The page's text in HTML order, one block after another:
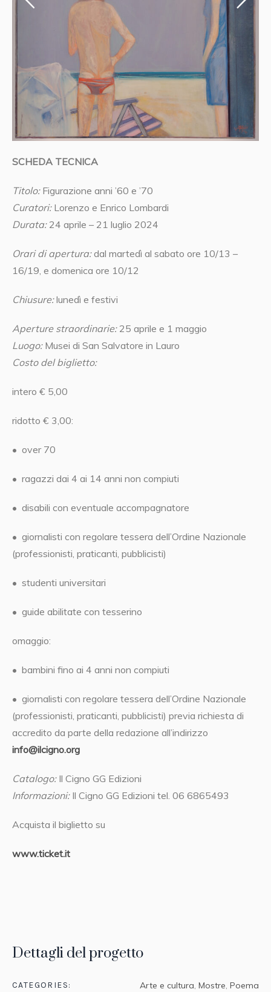
Dettagli del progetto
CATEGORIES: Arte e cultura, Mostre, Poema
SCHEDA TECNICA
Titolo:Figurazione anni ’60 e ’70
Curatori:Lorenzo e Enrico Lombardi
Durata:24 aprile – 21 luglio 2024
Orari di apertura:dal martedì al sabato ore 10/13 –
16/19, e domenica ore 10/12
Chiusure:lunedì e festivi
Aperture straordinarie:25 aprile e 1 maggio
Luogo:Musei di San Salvatore in Lauro
Costo del biglietto:
intero € 5,00
ridotto € 3,00:
• over 70
• ragazzi dai 4 ai 14 anni non compiuti
• disabili con eventuale accompagnatore
• giornalisti con regolare tessera dell’Ordine Nazionale
(professionisti, praticanti, pubblicisti)
• studenti universitari
• guide abilitate con tesserino
omaggio:
• bambini fino ai 4 anni non compiuti
• giornalisti con regolare tessera dell’Ordine Nazionale
(professionisti, praticanti, pubblicisti) previa richiesta di
accredito da parte della redazione all’indirizzo
info@ilcigno.org
Catalogo:Il Cigno GG Edizioni
Informazioni:Il Cigno GG Edizioni tel. 06 6865493
Acquista il biglietto su
www.ticket.it